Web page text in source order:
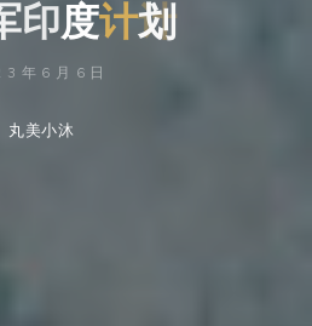
印度计划
年6月6日
丸美小沐